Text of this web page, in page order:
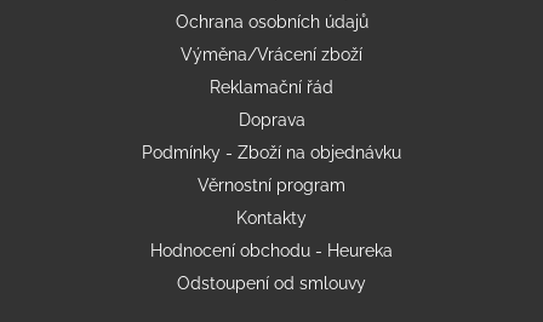
Ochrana osobních údajů
Výměna/Vrácení zboží
Reklamační řád
Doprava
Podmínky - Zboží na objednávku
Věrnostní program
Kontakty
Hodnocení obchodu - Heureka
Odstoupení od smlouvy